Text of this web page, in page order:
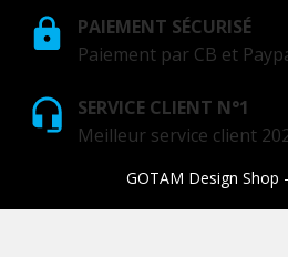
PAIEMENT SÉCURISÉ
Paiement par CB et
SERVICE CLIENT N°1
Meilleur service client
GOTAM Design Shop